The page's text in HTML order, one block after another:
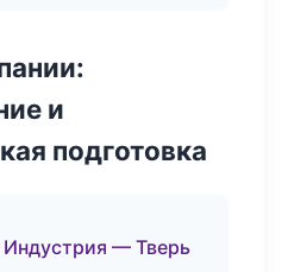
и
подготовка
— Тверь